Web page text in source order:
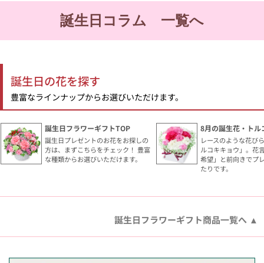
誕生日コラム 一覧へ
誕生日の花を探す
豊富なラインナップからお選びいただけます。
誕生日フラワーギフトTOP
誕生日プレゼントのお花をお探しの
方は、まずこちらをチェック！ 豊富
な種類からお選びいただけます。
8月の誕生花・トル
レースのような花び
ルコキキョウ」。花
希望」と前向きでプ
たりです。
誕生日フラワーギフト商品一覧へ